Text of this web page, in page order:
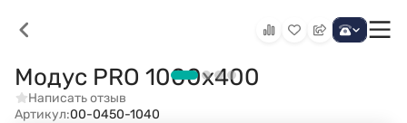
Модус PRO 1000х400
Написать отзыв
Артикул:00-0450-1040